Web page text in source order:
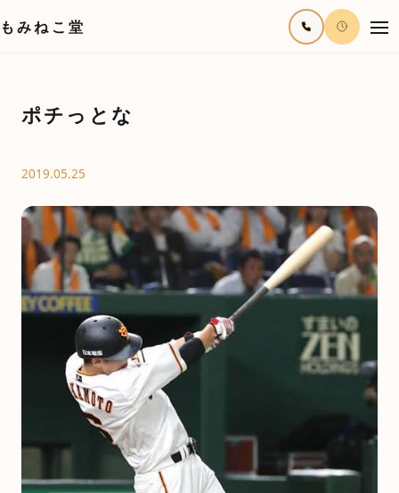
もみねこ堂
ポチっとな
2019.05.25